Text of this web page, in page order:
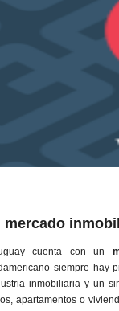
mercado
cuenta con un
siempre hay
inmobiliaria y un
apartamentos o